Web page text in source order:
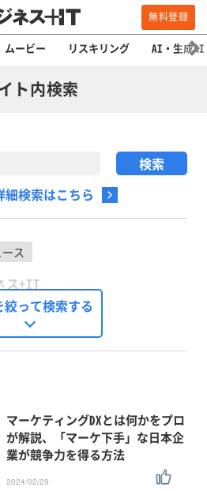
無料登録
ムービー リスキリング AI・生成AI
ト内検索
検索はこちら
ス
ス+IT
Journal
Trend
ュース
絞って検索する
マーケティングDXとは何かをプロ
が解説、「マーケ下手」な日本企
業が競争力を得る方法
2024/02/29